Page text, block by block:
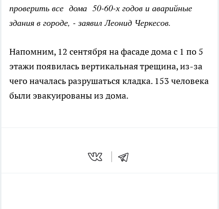
проверить все дома 50-60-х годов и аварийные
здания в городе, - заявил Леонид Черкесов.
Напомним, 12 сентября на фасаде дома с 1 по 5
этажи появилась вертикальная трещина, из-за
чего началась разрушаться кладка. 153 человека
были эвакуированы из дома.